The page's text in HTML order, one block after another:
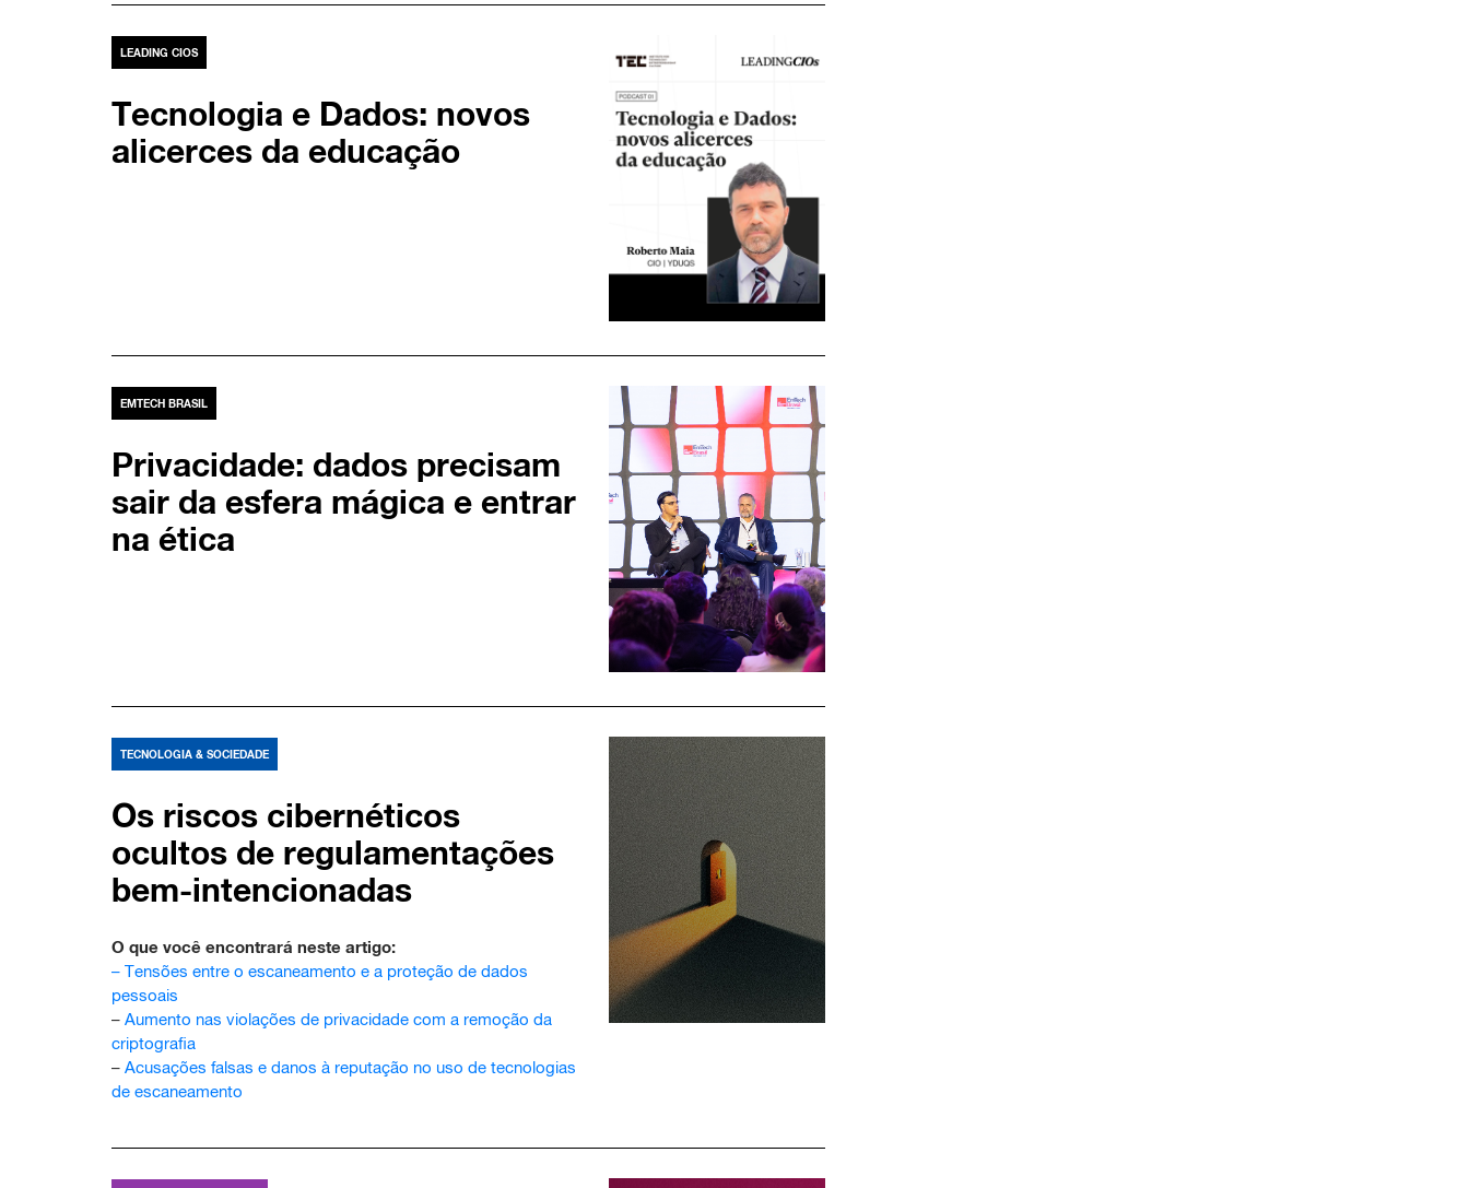
LEADING CIOS
Tecnologia e Dados: novos
alicerces da educação
EMTECH BRASIL
Privacidade: dados precisam
sair da esfera mágica e entrar
na ética
TECNOLOGIA & SOCIEDADE
Os riscos cibernéticos
ocultos de regulamentações
bem-intencionadas
O que você encontrará neste artigo:
– Tensões entre o escaneamento e a proteção de dados
pessoais
– Aumento nas violações de privacidade com a remoção da
criptografia
– Acusações falsas e danos à reputação no uso de tecnologias
de escaneamento